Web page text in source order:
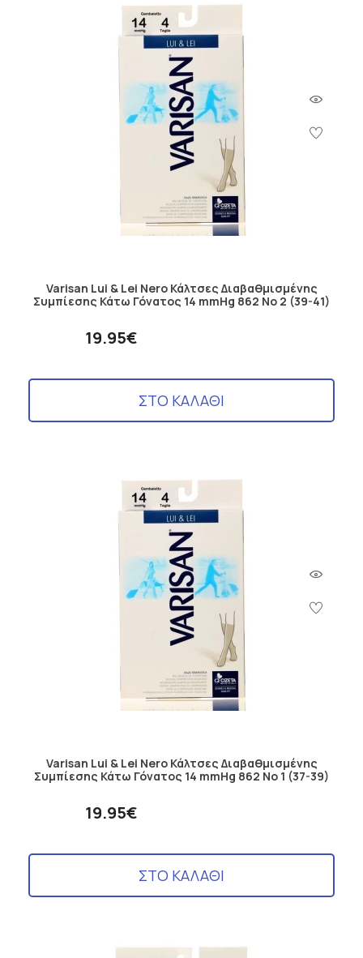
Varisan Lui & Lei Nero Κάλτσες Διαβαθμισμένης
Συμπίεσης Κάτω Γόνατος 14 mmHg 862 No 2 (39-41)
19.95€
ΣΤΟ ΚΑΛΑΘΙ
Varisan Lui & Lei Nero Κάλτσες Διαβαθμισμένης
Συμπίεσης Κάτω Γόνατος 14 mmHg 862 No 1 (37-39)
19.95€
ΣΤΟ ΚΑΛΑΘΙ